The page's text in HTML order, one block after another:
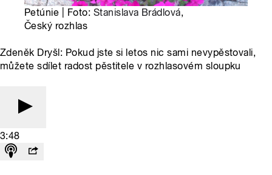
Petúnie | Foto: Stanislava Brádlová,
Český rozhlas
Zdeněk Dryšl: Pokud jste si letos nic sami nevypěstovali,
můžete sdílet radost pěstitele v rozhlasovém sloupku
3:48